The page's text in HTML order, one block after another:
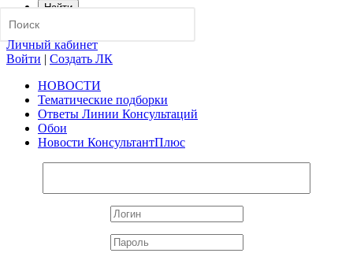
Найти
Личный кабинет
Войти | Создать ЛК
НОВОСТИ
Тематические подборки
Ответы Линии Консультаций
Обои
Новости КонсультантПлюс